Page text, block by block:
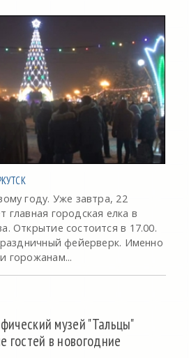
году. Уже завтра, 22
главная городская елка в
Открытие состоится в 17.00.
фейерверк. Именно
горожанам...
музей "Тальцы"
гостей в новогодние